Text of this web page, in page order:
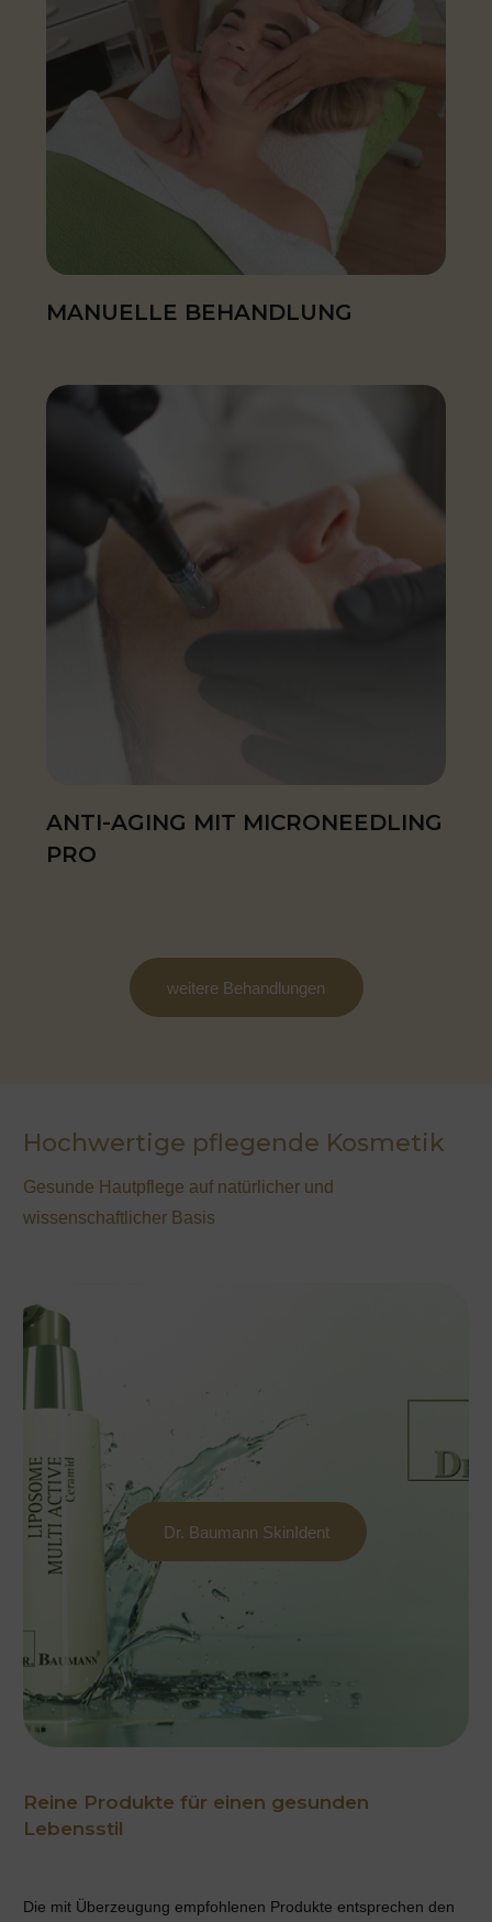
MANUELLE BEHANDLUNG
ANTI-AGING MIT MICRONEEDLING
PRO
weitere Behandlungen
Hochwertige pflegende Kosmetik
Gesunde Hautpflege auf natürlicher und
wissenschaftlicher Basis
Dr. Baumann SkinIdent
Reine Produkte für einen gesunden
Lebensstil
Die mit Überzeugung empfohlenen Produkte entsprechen den